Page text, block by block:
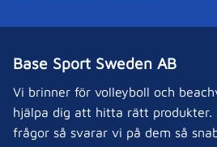
Base Sport Sweden AB
Vi brinner för volleyboll och
hjälpa dig att hitta rätt produkter.
frågor så svarar vi på dem så